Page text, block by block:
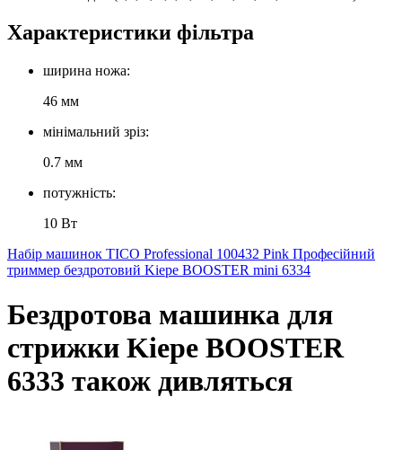
Характеристики фільтра
ширина ножа:
46 мм
мінімальний зріз:
0.7 мм
потужність:
10 Вт
Набір машинок TICO Professional 100432 Pink Професійний
триммер бездротовий Kiepe BOOSTER mini 6334
Бездротова машинка для
стрижки Kiepe BOOSTER
6333 також дивляться